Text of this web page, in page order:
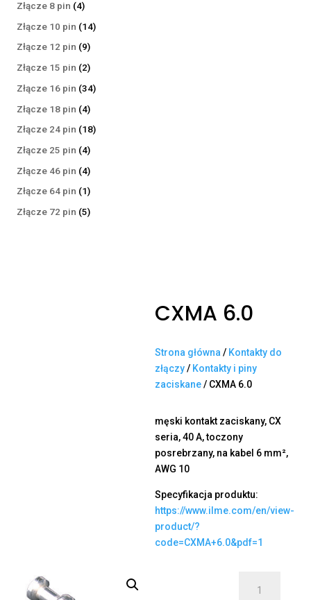
Złącze 8 pin 44
produkty
Złącze 10 pin 1414
Złącze 12 pin 99
produktów
Złącze 15 pin 22
produkty
Złącze 16 pin 3434
Złącze 18 pin 44
produkty
Złącze 24 pin 1818
Złącze 25 pin 44
produkty
Złącze 46 pin 44
produkty
Złącze 64 pin 11
produkt
Złącze 72 pin 55
CXMA 6.0
Strona główna / Kontakty do
złączy/ Kontakty i piny
zaciskane/ CXMA 6.0
męski kontakt zaciskany, CX
seria, 40 A, toczony
posrebrzany, na kabel 6 mm²,
AWG 10
Specyfikacja produktu:
https://www.ilme.com/en/view-
product/?
code=CXMA+6.0&pdf=1
CXMA